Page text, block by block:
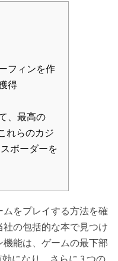
フィンを作
得
、最高の
れらのカジ
ボーダーを
をプレイする方法を確
の包括的な本で見つけ
能は、ゲームの最下部
になり、さらに 3 つの